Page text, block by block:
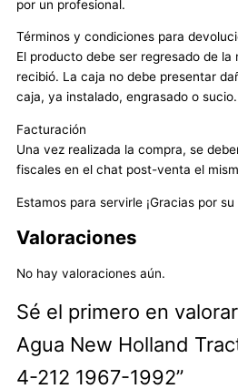
por un profesional.
Términos y condiciones para
El producto debe ser regresado de la
recibió. La caja no debe presentar
caja, ya instalado, engrasado o sucio.
Facturación
Una vez realizada la compra, se
fiscales en el chat post-venta el
Estamos para servirle ¡Gracias por
Valoraciones
No hay valoraciones aún.
Sé el primero en
Agua New Holland
4-212 1967-1992”